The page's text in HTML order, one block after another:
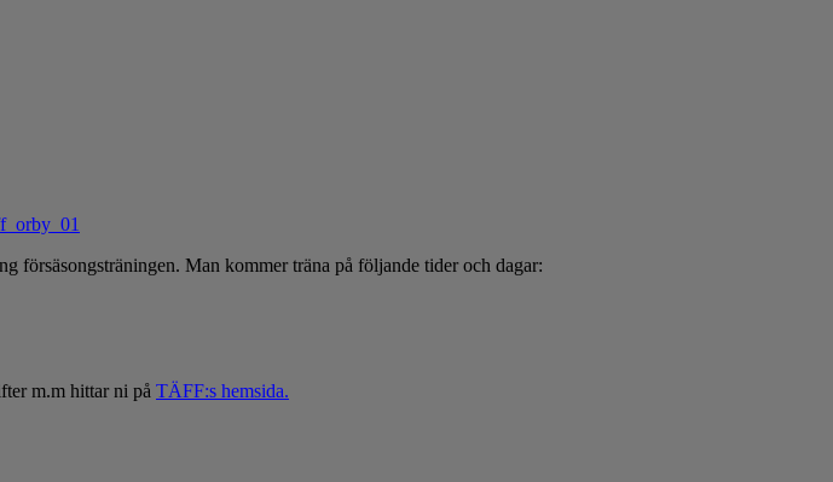
försäsongsträningen. Man kommer träna på följande tider och dagar:
m.m hittar ni på TÄFF:s hemsida.